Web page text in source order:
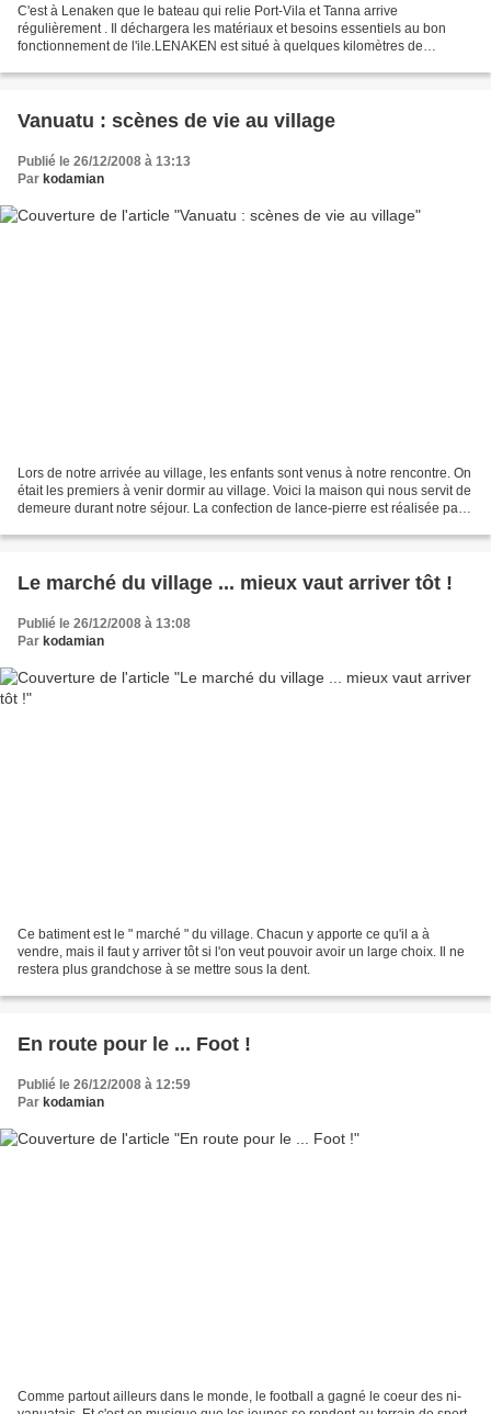
C'est à Lenaken que le bateau qui relie Port-Vila et Tanna arrive
régulièrement . Il déchargera les matériaux et besoins essentiels au bon
fonctionnement de l'ile.LENAKEN est situé à quelques kilomètres de
Vanuatu : scènes de vie au village
Publié le 26/12/2008 à 13:13
Par kodamian
Lors de notre arrivée au village, les enfants sont venus à notre rencontre. On
était les premiers à venir dormir au village. Voici la maison qui nous servit de
demeure durant notre séjour. La confection de lance-pierre est réalisée par
Le marché du village ... mieux vaut arriver tôt !
Publié le 26/12/2008 à 13:08
Par kodamian
Ce batiment est le " marché " du village. Chacun y apporte ce qu'il a à
vendre, mais il faut y arriver tôt si l'on veut pouvoir avoir un large choix. Il ne
restera plus grandchose à se mettre sous la dent.
En route pour le ... Foot !
Publié le 26/12/2008 à 12:59
Par kodamian
Comme partout ailleurs dans le monde, le football a gagné le coeur des ni-